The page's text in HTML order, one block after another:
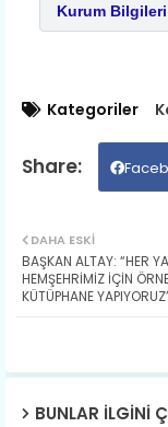
Kurum Bilgileri
Kategoriler
DAHA ESKI
BAŞKAN ALTAY: “HER
HEMŞEHRİMİZ İÇİN
KÜTÜPHANE
BUNLAR ILGINI